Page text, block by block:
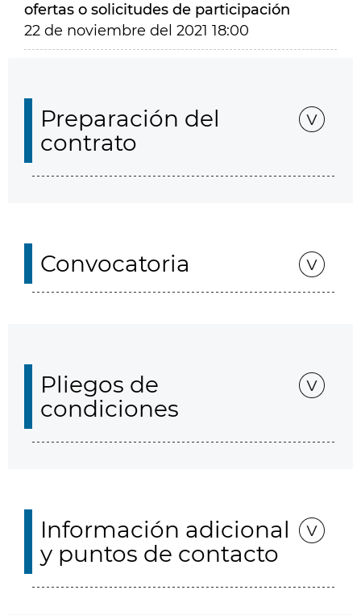
ofertas o solicitudes de participación
22 de noviembre del 2021 18:00
Preparación del
contrato
Convocatoria
Pliegos de
condiciones
Información adicional
y puntos de contacto